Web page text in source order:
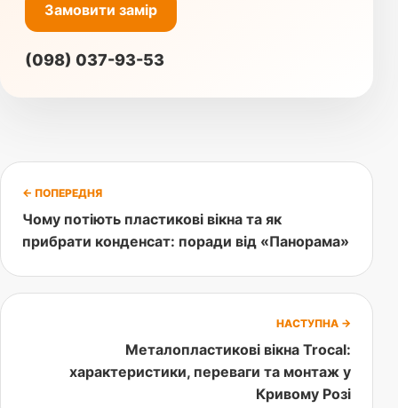
Замовити замір
(098) 037-93-53
← ПОПЕРЕДНЯ
Чому потіють пластикові вікна та як
прибрати конденсат: поради від «Панорама»
НАСТУПНА →
Металопластикові вікна Trocal:
характеристики, переваги та монтаж у
Кривому Розі